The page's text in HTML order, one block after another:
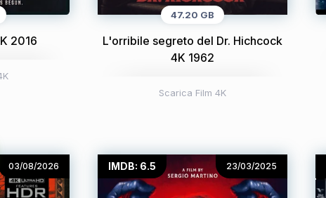
2016
47.20 GB
L'orribile segreto del Dr. Hichcock
4K 1962
Scarica Film 4K
03/08/2026 IMDB: 6.5 23/03/2025